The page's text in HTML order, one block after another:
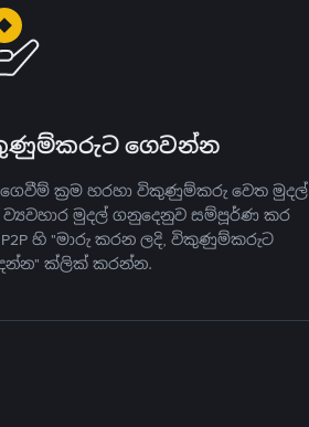
ගෙවන්න
ක්‍රම හරහා විකුණුම්කරු වෙත මුදල්
මුදල් ගනුදෙනුව සම්පූර්ණ කර
P2P හි "මාරු කරන ලදි, විකුණුම්කරුට
ක්ලික් කරන්න.